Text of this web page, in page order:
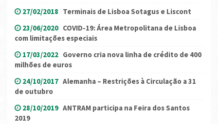
27/02/2018 Terminais de Lisboa Sotagus e Liscont
23/06/2020 COVID-19: Área Metropolitana de Lisboa
com limitações especiais
17/03/2022 Governo cria nova linha de crédito de 400
milhões de euros
24/10/2017 Alemanha – Restrições à Circulação a 31
de outubro
28/10/2019 ANTRAM participa na Feira dos Santos
2019